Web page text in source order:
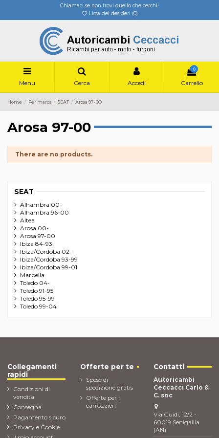
Chiamaci se non trovi quello che cerchi!
Lista dei desideri (0)
Menu Cerca Accedi
0
Carrello
Home Per marca SEAT Arosa 97-00
Arosa 97-00
There are no products.
SEAT
Alhambra 00-
Alhambra 96-00
Altea
Arosa 00-
Arosa 97-00
Ibiza 84-93
Ibiza/Cordoba 02-
Ibiza/Cordoba 93-99
Ibiza/Cordoba 99-01
Marbella
Toledo 04-
Toledo 91-95
Toledo 95-99
Toledo 99-04
Collegamenti
rapidi
Condizioni di
vendita
Consegna
Pagamento sicuro
Privacy e Cookie
Offerte per te
Spese di
spedizione gratis
Offerte per i
carrozzieri
Contatti
Autoricambi
Ceccacci Carlo &
C. snc
Via Guidi, 12/2 -
60019 Senigallia
(AN)